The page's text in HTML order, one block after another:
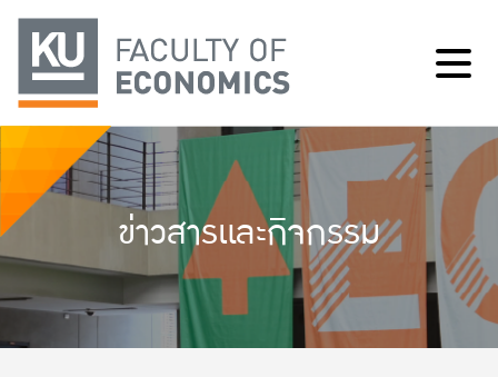
ข่าวสารและกิจกรรม